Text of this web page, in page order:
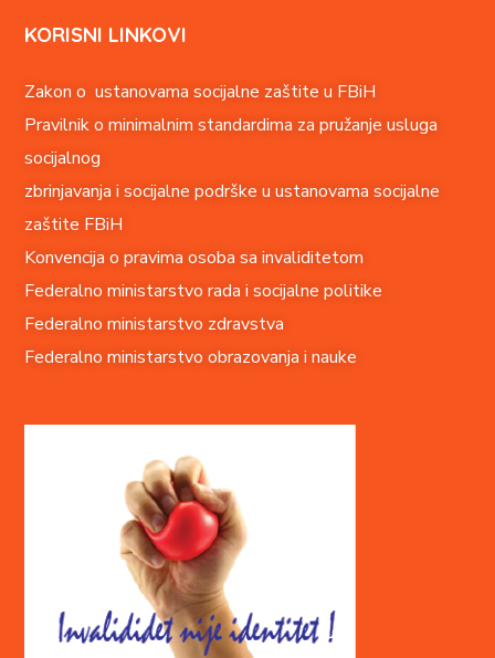
KORISNI LINKOVI
Zakon o ustanovama socijalne zaštite u FBiH
Pravilnik o minimalnim standardima za pružanje usluga
socijalnog
zbrinjavanja i socijalne podrške u ustanovama socijalne
zaštite FBiH
Konvencija o pravima osoba sa invaliditetom
Federalno ministarstvo rada i socijalne politike
Federalno ministarstvo zdravstva
Federalno ministarstvo obrazovanja i nauke